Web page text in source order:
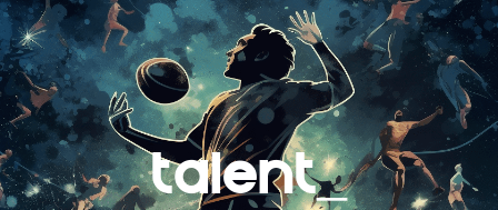
TALENT_